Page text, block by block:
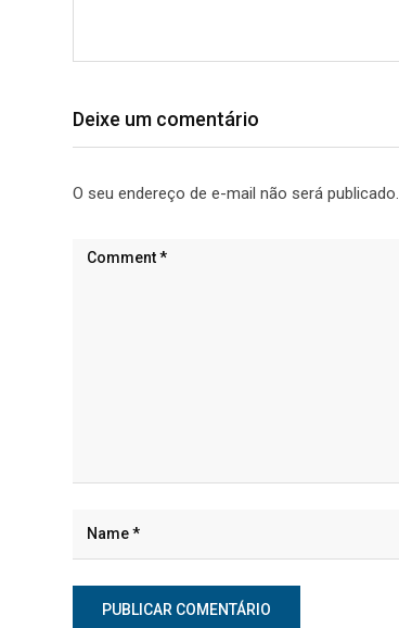
Deixe um comentário
O seu endereço de e-mail não será publicado.